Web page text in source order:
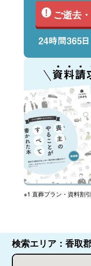
ご逝去
※1 直葬プラン・資料割
検索エリア：香取